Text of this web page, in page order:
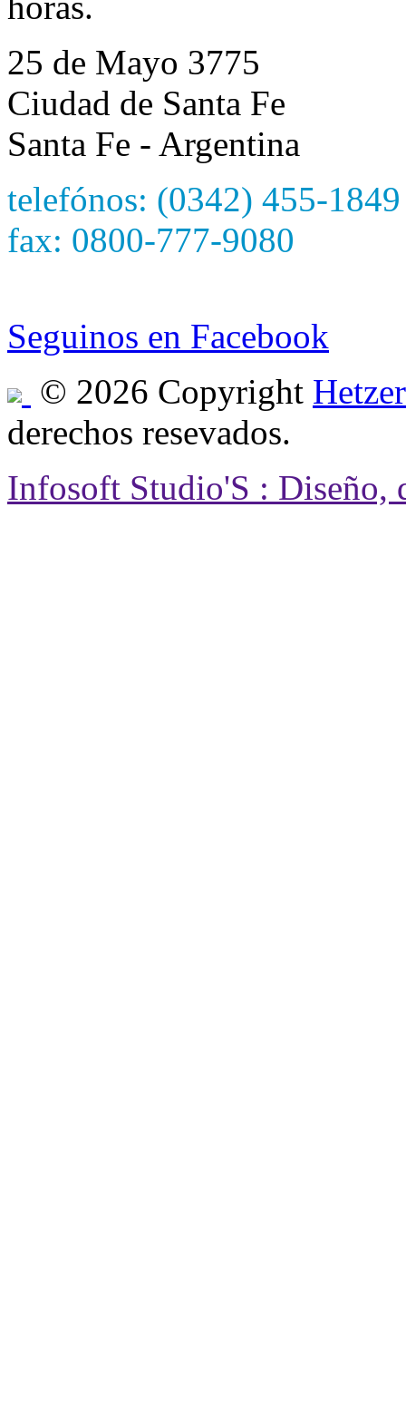
25 de Mayo 3775
Ciudad de Santa Fe
Santa Fe - Argentina
telefónos: (0342) 455-
fax: 0800-777-9080
Seguinos en Facebook
© 2026 Copyright
derechos resevados.
Infosoft Studio'S : Diseño,